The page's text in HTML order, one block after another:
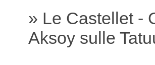
» Le Castellet -
Aksoy sulle